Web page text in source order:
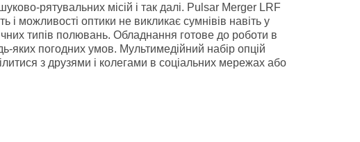
рятувальних місій і так далі. Pulsar Merger LRF
і можливості оптики не викликає сумнівів навіть у
типів полювань. Обладнання готове до роботи в
погодних умов. Мультимедійний набір опцій
з друзями і колегами в соціальних мережах або